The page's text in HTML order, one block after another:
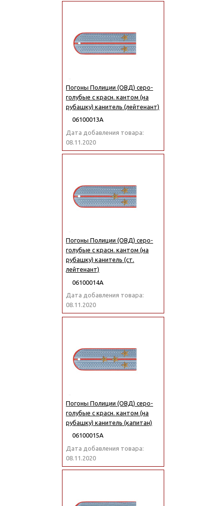
Погоны Полиции (ОВД) серо-
голубые с красн. кантом (на
рубашку) канитель (лейтенант)
06100013А
Дата добавления товара:
08.11.2020
Погоны Полиции (ОВД) серо-
голубые с красн. кантом (на
рубашку) канитель (ст.
лейтенант)
06100014А
Дата добавления товара:
08.11.2020
Погоны Полиции (ОВД) серо-
голубые с красн. кантом (на
рубашку) канитель (капитан)
06100015А
Дата добавления товара:
08.11.2020